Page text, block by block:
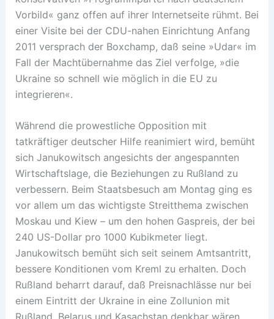
Vorbild« ganz offen auf ihrer Internetseite rühmt. Bei
einer Visite bei der CDU-nahen Einrichtung Anfang
2011 versprach der Boxchamp, daß seine »Udar« im
Fall der Machtübernahme das Ziel verfolge, »die
Ukraine so schnell wie möglich in die EU zu
integrieren«.
Während die prowestliche Opposition mit
tatkräftiger deutscher Hilfe reanimiert wird, bemüht
sich Janukowitsch angesichts der angespannten
Wirtschaftslage, die Beziehungen zu Rußland zu
verbessern. Beim Staatsbesuch am Montag ging es
vor allem um das wichtigste Streitthema zwischen
Moskau und Kiew – um den hohen Gaspreis, der bei
240 US-Dollar pro 1000 Kubikmeter liegt.
Janukowitsch bemüht sich seit seinem Amtsantritt,
bessere Konditionen vom Kreml zu erhalten. Doch
Rußland beharrt darauf, daß Preisnachlässe nur bei
einem Eintritt der Ukraine in eine Zollunion mit